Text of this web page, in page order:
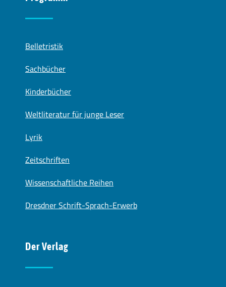
Belletristik
Sachbücher
Kinderbücher
Weltliteratur für junge Leser
Lyrik
Zeitschriften
Wissenschaftliche Reihen
Dresdner Schrift-Sprach-Erwerb
Der Verlag